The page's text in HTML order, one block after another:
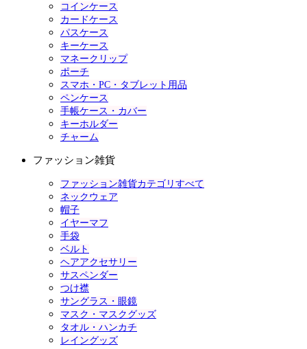
コインケース
カードケース
パスケース
キーケース
マネークリップ
ポーチ
スマホ・PC・タブレット用品
ペンケース
手帳ケース・カバー
キーホルダー
チャーム
ファッション雑貨
ファッション雑貨カテゴリすべて
ネックウェア
帽子
イヤーマフ
手袋
ベルト
ヘアアクセサリー
サスペンダー
つけ襟
サングラス・眼鏡
マスク・マスクグッズ
タオル・ハンカチ
レイングッズ